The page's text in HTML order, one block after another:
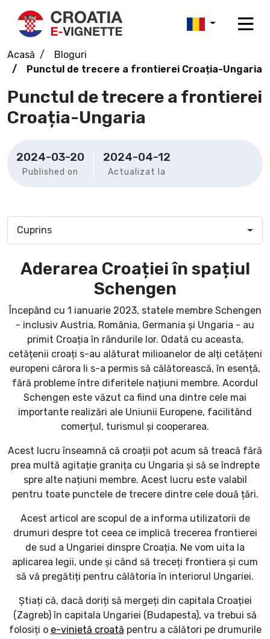
Acasă
Bloguri
Punctul de trecere a frontierei Croația-Ungaria
Punctul de trecere a frontierei
Croația-Ungaria
2024-03-20
Published on
2024-04-12
Actualizat la
Cuprins
Aderarea Croației în spațiul
Schengen
Începând cu 1 ianuarie 2023, statele membre Schengen
- inclusiv Austria, România, Germania și Ungaria - au
primit Croația în rândurile lor. Odată cu aceasta,
cetățenii croați s-au alăturat milioanelor de alți cetățeni
europeni cărora li s-a permis să călătorească, în esență,
fără probleme între diferitele națiuni membre. Acordul
Schengen este văzut ca fiind una dintre cele mai
importante realizări ale Uniunii Europene, facilitând
comerțul, turismul și cooperarea.
Acest lucru înseamnă că croații pot acum să treacă fără
prea multă agitație granița cu Ungaria și să se îndrepte
spre alte națiuni membre. Acest lucru este valabil
pentru toate punctele de trecere dintre cele două țări.
Acest articol are scopul de a informa utilizatorii de
drumuri despre tot ceea ce implică trecerea frontierei
de sud a Ungariei dinspre Croația. Ne vom uita la
aplicarea legii, unde și când să treceți frontiera și cum
să vă pregătiți pentru călătoria în interiorul Ungariei.
Știați că, dacă doriți să mergeți din capitala Croației
(Zagreb) în capitala Ungariei (Budapesta), va trebui să
folosiți o e-vinietă croată pentru a călători pe drumurile